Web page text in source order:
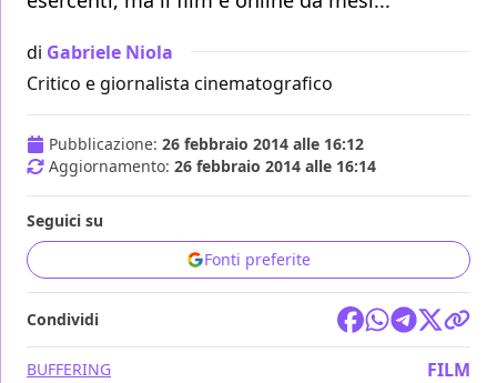
di Gabriele Niola
Critico e giornalista cinematografico
Pubblicazione: 26 febbraio 2014 alle 16:12
Aggiornamento: 26 febbraio 2014 alle 16:14
Seguici su
Fonti preferite
Condividi
BUFFERING FILM